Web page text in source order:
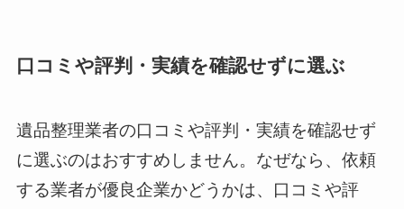
口コミや評判・実績を確認せずに選ぶ
遺品整理業者の口コミや評判・実績を確認せず
に選ぶのはおすすめしません。なぜなら、依頼
する業者が優良企業かどうかは、口コミや評